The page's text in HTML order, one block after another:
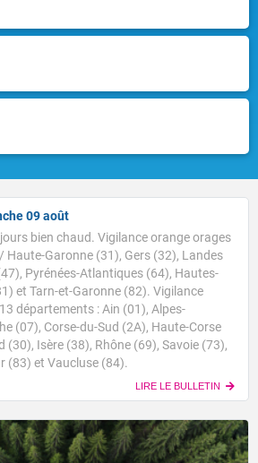
09 août
bien chaud. Vigilance orange orages
Haute-Garonne (31), Gers (32), Landes
Pyrénées-Atlantiques (64), Hautes-
et Tarn-et-Garonne (82). Vigilance
départements : Ain (01), Alpes-
(07), Corse-du-Sud (2A), Haute-Corse
(30), Isère (38), Rhône (69), Savoie (73),
(83) et Vaucluse (84).
LIRE LE BULLETIN